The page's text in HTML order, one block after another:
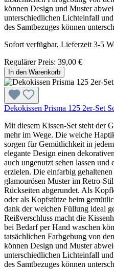
können Design und Muster
unterschiedlichen Lichteinfall
des Samtbezuges können
Sofort verfügbar, Lieferzeit 3-5
Regulärer Preis: 39,00 €
In den Warenkorb
Dekokissen Prisma 125 2er-Set
Mit diesem Kissen-Set steht der
mehr im Wege. Die weiche
sorgen für Gemütlichkeit in
elegante Design einen
auch ungenutzt sehen lassen
erzielen. Die einfarbig
glamourösen Muster im Retro-
Rückseiten abgerundet. Als
oder als Kopfstütze beim
dank der weichen Füllung ideal
Reißverschluss macht die
bei Bedarf per Hand waschen
tatsächlichen Farbgebung von
können Design und Muster
unterschiedlichen Lichteinfall
des Samtbezuges können